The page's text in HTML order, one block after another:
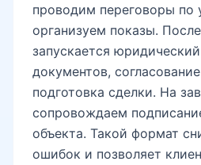
проводим переговоры по
организуем показы.
запускается
документов,
подготовка сделки. На
сопровождаем
объекта. Такой формат
ошибок и позволяет